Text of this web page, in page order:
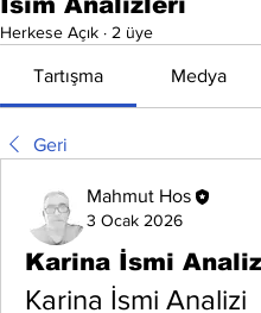
Herkese Açık · 2 üye
Tartışma Medya
Geri
Mahmut Hos
3 Ocak 2026
Karina İsmi
Karina İsmi Analizi